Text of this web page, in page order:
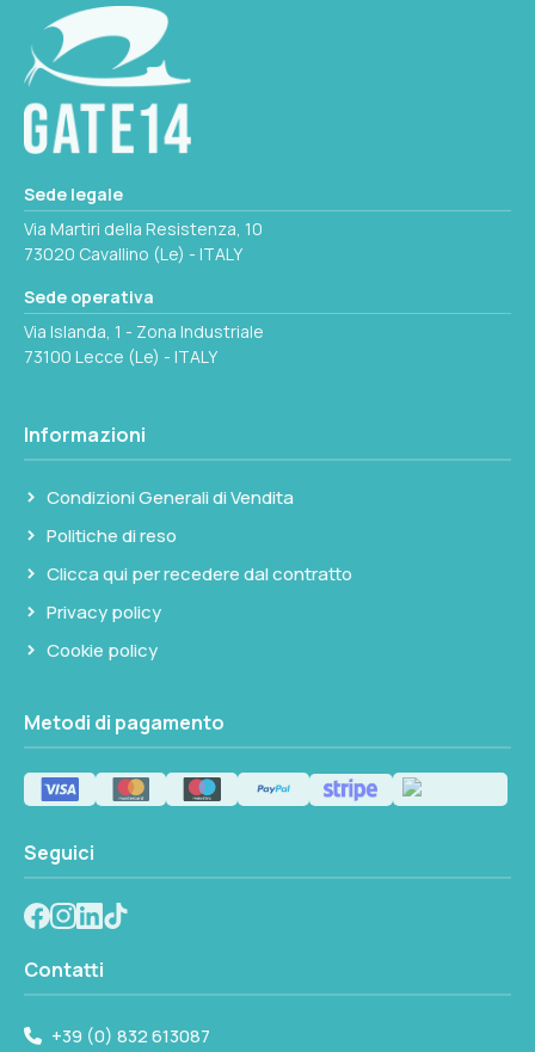
Sede legale
Via Martiri della Resistenza, 10
73020 Cavallino (Le) - ITALY
Sede operativa
Via Islanda, 1 - Zona Industriale
73100 Lecce (Le) - ITALY
Informazioni
Condizioni Generali di Vendita
Politiche di reso
Clicca qui per recedere dal contratto
Privacy policy
Cookie policy
Metodi di pagamento
Seguici
Contatti
+39 (0) 832 613087